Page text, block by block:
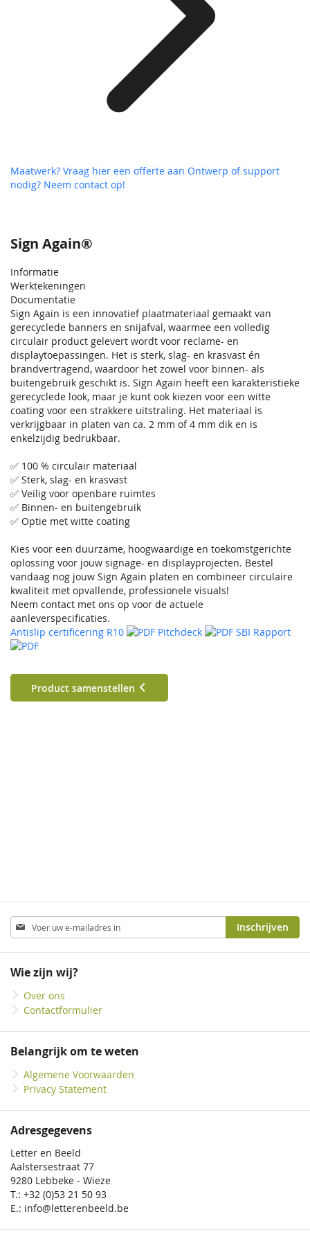
Sign Again®
Informatie
Werktekeningen
Documentatie
Sign Again is een innovatief plaatmateriaal gemaakt van
gerecyclede banners en snijafval, waarmee een volledig
circulair product gelevert wordt voor reclame- en
displaytoepassingen. Het is sterk, slag- en krasvast én
brandvertragend, waardoor het zowel voor binnen- als
buitengebruik geschikt is. Sign Again heeft een karakteristieke
gerecyclede look, maar je kunt ook kiezen voor een witte
coating voor een strakkere uitstraling. Het materiaal is
verkrijgbaar in platen van ca. 2 mm of 4 mm dik en is
enkelzijdig bedrukbaar.
✅ 100 % circulair materiaal
✅ Sterk, slag- en krasvast
✅ Veilig voor openbare ruimtes
✅ Binnen- en buitengebruik
✅ Optie met witte coating
Kies voor een duurzame, hoogwaardige en toekomstgerichte
oplossing voor jouw signage- en displayprojecten. Bestel
vandaag nog jouw Sign Again platen en combineer circulaire
kwaliteit met opvallende, professionele visuals!
Neem contact met ons op voor de actuele
aanleverspecificaties.
Antislip certificering R10
Pitchdeck SBI Rapport
Product samenstellen
Maatwerk? Vraag hier een offerte aan Ontwerp of support
nodig? Neem contact op!
Abonneer
u
op
nieuwsbrief
Inschrijven
Wie zijn wij?
Over ons
Contactformulier
Belangrijk om te weten
Algemene Voorwaarden
Privacy Statement
Adresgegevens
Letter en Beeld
Aalstersestraat 77
9280 Lebbeke - Wieze
T.: +32 (0)53 21 50 93
E.: info@letterenbeeld.be